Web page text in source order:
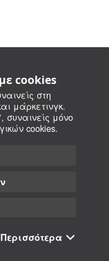
cookies
στη
μάρκετινγκ.
συναινείς μόνο
cookies.
Περισσότερα